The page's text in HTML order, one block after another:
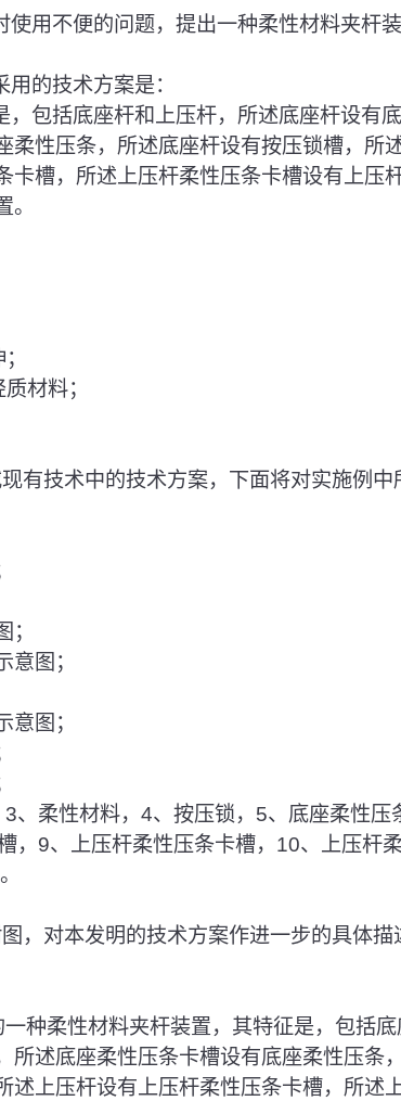
用不便的问题，提出一种柔性材料夹杆
的技术方案是：
包括底座杆和上压杆，所述底座杆设有
柔性压条，所述底座杆设有按压锁槽，所
卡槽，所述上压杆柔性压条卡槽设有上压
材料；
有技术中的技术方案，下面将对实施例中
图；
图；
、柔性材料，4、按压锁，5、底座柔性压
，9、上压杆柔性压条卡槽，10、上压杆柔
，对本发明的技术方案作进一步的具体描
种柔性材料夹杆装置，其特征是，包括底
所述底座柔性压条卡槽设有底座柔性压条
述上压杆设有上压杆柔性压条卡槽，所述